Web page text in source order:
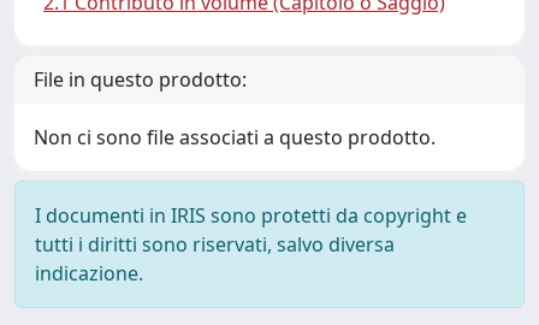
File in questo prodotto:
Non ci sono file associati a questo prodotto.
I documenti in IRIS sono protetti da copyright e
tutti i diritti sono riservati, salvo diversa
indicazione.